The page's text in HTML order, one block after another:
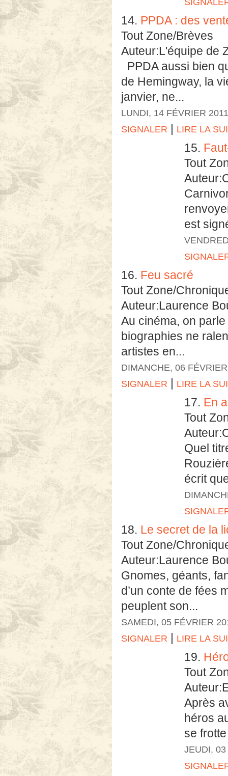
14. PPDA : des
Tout Zone/Brèves
Auteur:L'équipe de
PPDA aussi bien
de Hemingway, la
janvier, ne...
LUNDI, 14 FÉVRIER 2011
SIGNALER | LIRE LA
15.
Tout
est
16. Feu sacré
Tout Zone/
Auteur:Laurence
Au cinéma, on
biographies ne
artistes en...
DIMANCHE, 06
SIGNALER | LIRE LA
17. En
Tout
Quel
écrit
18. Le secret de la
Tout Zone/
Auteur:Laurence
Gnomes, géants,
d’un conte de fées
peuplent son...
SAMEDI, 05 FÉVRIER
SIGNALER | LIRE LA
19.
Tout
Après
héros
se
JEUDI,